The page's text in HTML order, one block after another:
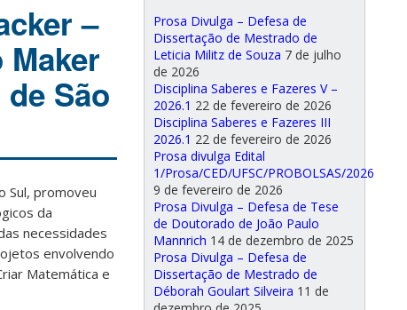
–
São
Sul, promoveu
da
necessidades
envolvendo
Matemática e
Prosa Divulga – Defesa de
Dissertação de Mestrado de
Leticia Militz de Souza 7 de julho
de 2026
Disciplina Saberes e Fazeres V –
2026.1 22 de fevereiro de 2026
Disciplina Saberes e Fazeres III
2026.1 22 de fevereiro de 2026
Prosa divulga Edital
1/Prosa/CED/UFSC/PROBOLSAS/2026
9 de fevereiro de 2026
Prosa Divulga – Defesa de Tese
de Doutorado de João Paulo
Mannrich 14 de dezembro de 2025
Prosa Divulga – Defesa de
Dissertação de Mestrado de
Déborah Goulart Silveira 11 de